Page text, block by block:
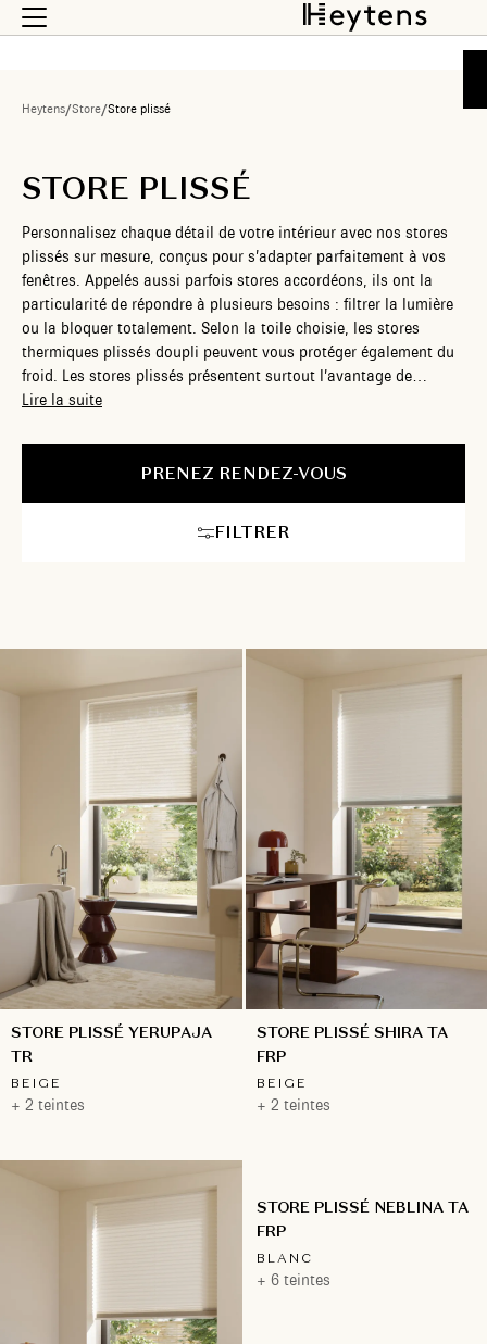
Heytens/Store/Store plissé
STORE PLISSÉ
Personnalisez chaque détail de votre intérieur avec nos stores
plissés sur mesure, conçus pour s’adapter parfaitement à vos
fenêtres. Appelés aussi parfois stores accordéons, ils ont la
particularité de répondre à plusieurs besoins : filtrer la lumière
ou la bloquer totalement. Selon la toile choisie, les stores
thermiques plissés doupli peuvent vous protéger également du
froid. Les stores plissés présentent surtout l’avantage de
s’adapter à tout type de fenêtres, même les plus atypiques,
stores plissés sur mesure, créez une atmosphère unique et
accueillante dans votre maison, où le confort et le style se
raffinement et d’exclusivité. Nos équipes vous conseillent en
Lire la suite
PRENEZ RENDEZ-VOUS
FILTRER
STORE PLISSÉ YERUPAJA
TR
BEIGE
+ 2 teintes
STORE PLISSÉ SHIRA TA
FRP
BEIGE
+ 2 teintes
STORE PLISSÉ NEBLINA TA
FRP
BLANC
+ 6 teintes